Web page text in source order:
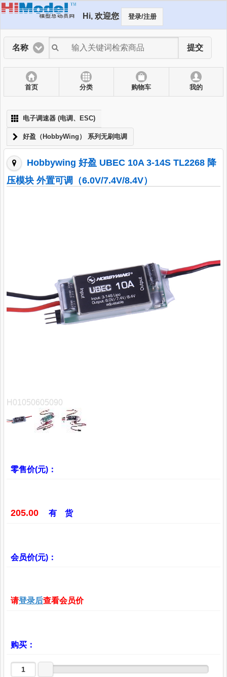
Hi, 欢迎您 登录/注册
名称 提交
首页 分类 购物车 我的
电子调速器 (电调、ESC)
好盈（HobbyWing） 系列无刷电调
Hobbywing 好盈 UBEC 10A 3-14S TL2268 降
压模块 外置可调（6.0V/7.4V/8.4V）
H01050605090
零售价(元)：
205.00 有 货
会员价(元)：
请登录后查看会员价
购买：